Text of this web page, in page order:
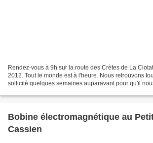
Rendez-vous à 9h sur la route des Crètes de La
2012. Tout le monde est à l'heure. Nous retrouvons
sollicité quelques semaines auparavant pour qu'il
Bobine électromagnétique au
Cassien